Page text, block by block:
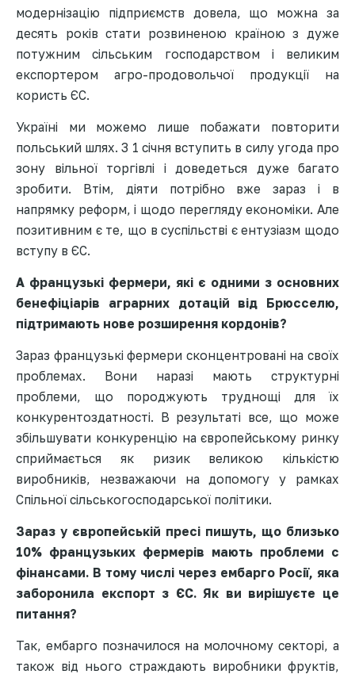
модернізацію підприємств довела, що можна за
десять років стати розвиненою країною з дуже
потужним сільським господарством і великим
експортером агро-продовольчої продукції на
користь ЄС.
Україні ми можемо лише побажати повторити
польський шлях. З 1 січня вступить в силу угода про
зону вільної торгівлі і доведеться дуже багато
зробити. Втім, діяти потрібно вже зараз і в
напрямку реформ, і щодо перегляду економіки. Але
позитивним є те, що в суспільстві є ентузіазм щодо
вступу в ЄС.
А французькі фермери, які є одними з основних
бенефіціарів аграрних дотацій від Брюсселю,
підтримають нове розширення кордонів?
Зараз французькі фермери сконцентровані на своїх
проблемах. Вони наразі мають структурні
проблеми, що породжують труднощі для їх
конкурентоздатності. В результаті все, що може
збільшувати конкуренцію на європейському ринку
сприймається як ризик великою кількістю
виробників, незважаючи на допомогу у рамках
Спільної сільськогосподарської політики.
Зараз у європейській пресі пишуть, що близько
10% французьких фермерів мають проблеми с
фінансами. В тому числі через ембарго Росії, яка
заборонила експорт з ЄС. Як ви вирішуєте це
питання?
Так, ембарго позначилося на молочному секторі, а
також від нього страждають виробники фруктів,